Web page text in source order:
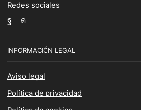
Redes sociales
Facebook
Instagram
INFORMACIÓN LEGAL
Aviso legal
Política de privacidad